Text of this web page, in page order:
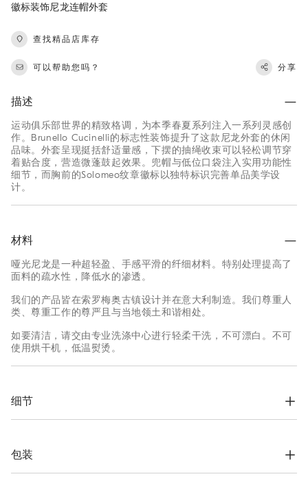
徽标装饰尼龙连帽外套
查找精品店库存
可以帮助您吗？ 分享
描述
运动俱乐部世界的精致格调，为本季春夏系列注入一系列灵感创
作。Brunello Cucinelli的标志性装饰提升了这款尼龙外套的休闲
品味。外套呈现挺括舒适量感，下摆的抽绳收束可以轻松调节穿
着贴合度，营造微蓬鼓起效果。兜帽与低位口袋注入实用功能性
细节，而胸前的Solomeo纹章徽标以独特标识完善单品美学设
计。
材料
哑光尼龙是一种超轻盈、手感平滑的纤细材料。特别处理提高了
面料的疏水性，降低水的渗透。
我们的产品皆在索罗梅奥古镇设计并在意大利制造。我们尊重人
类、尊重工作的尊严且与当地领土和谐相处。
如要清洁，请交由专业洗涤中心进行轻柔干洗，不可漂白。不可
使用烘干机，低温熨烫。
细节
弹性带袖口
拉链下摆口袋
拉绳收口下摆
包装